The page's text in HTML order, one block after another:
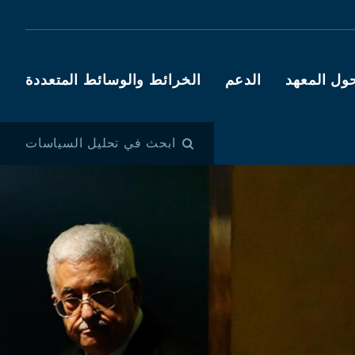
المعهد الدعم الخرائط والوسائط المتعددة
ابحث في تحليل السياسات